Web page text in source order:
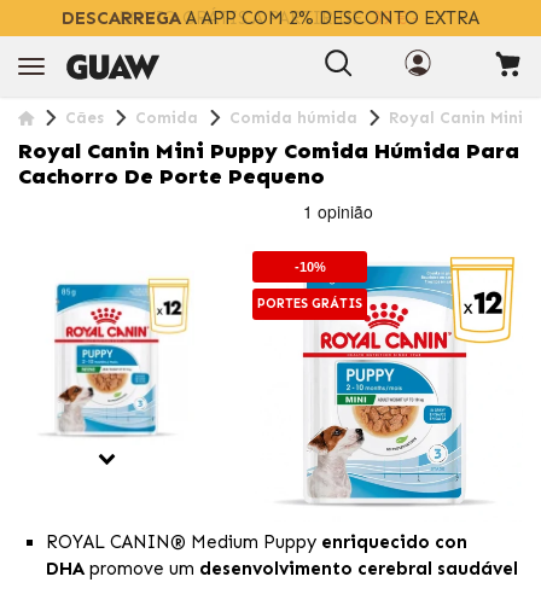
DESCARREGAA APP COM 2% DESCONTO EXTRA
Cães Comida Comida húmida Royal Canin Mini
Royal Canin Mini Puppy Comida Húmida Para
Cachorro De Porte Pequeno
-10%
PORTES GRÁTIS
ROYAL CANIN® Medium Puppyenriquecido con
DHApromove um desenvolvimento cerebral saudável